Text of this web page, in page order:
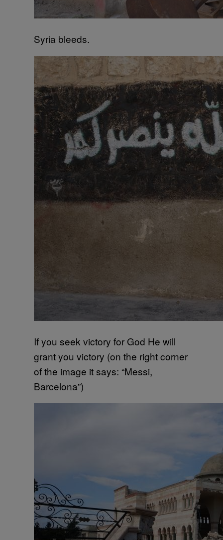
Syria bleeds.
If you seek victory for God He will
grant you victory (on the right corner
of the image it says: “Messi,
Barcelona”)